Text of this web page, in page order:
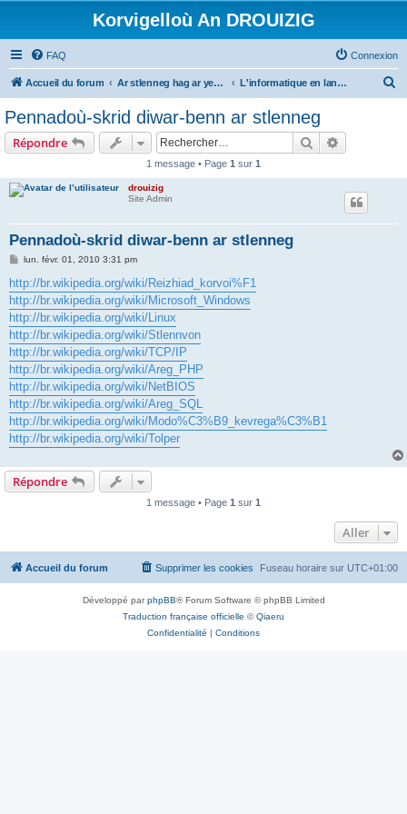
Korvigelloù An DROUIZIG
FAQ Connexion
Accueil du forum Ar stlenneg hag ar yezhoù bihan er bed a-bezh L'informatique en langues régionales et minoritaires
Pennadoù-skrid diwar-benn ar stlenneg
Répondre Rechercher
1 message • Page 1 sur 1
drouizig
Site Admin
Pennadoù-skrid diwar-benn ar stlenneg
M
s
s
a
g
e
lun. févr. 01, 2010 3:31 pm
http://br.wikipedia.org/wiki/Reizhiad_korvoi%F1
http://br.wikipedia.org/wiki/Microsoft_Windows
http://br.wikipedia.org/wiki/Linux
http://br.wikipedia.org/wiki/Stlennvon
http://br.wikipedia.org/wiki/TCP/IP
http://br.wikipedia.org/wiki/Areg_PHP
http://br.wikipedia.org/wiki/NetBIOS
http://br.wikipedia.org/wiki/Areg_SQL
http://br.wikipedia.org/wiki/Modo%C3%B9_kevrega%C3%B1
http://br.wikipedia.org/wiki/Tolper
Répondre
1 message • Page 1 sur 1
Aller
Accueil du forum Fuseau horaire sur UTC+01:00
Supprimer les cookies
Développé parphpBB® Forum Software © phpBB Limited
Traduction française officielle ©Qiaeru
Confidentialité | Conditions